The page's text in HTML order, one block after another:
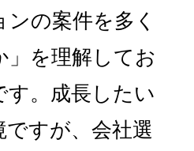
ンの案件を多く
」を理解してお
す。成長したい
ですが、会社選